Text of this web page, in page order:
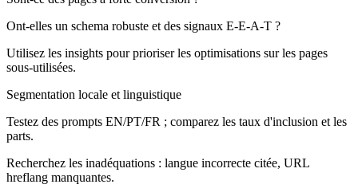
Ont-elles un schema robuste et des signaux E-E-A-T ?
Utilisez les insights pour prioriser les optimisations sur les pages
sous-utilisées.
Segmentation locale et linguistique
Testez des prompts EN/PT/FR ; comparez les taux d'inclusion et les
parts.
Recherchez les inadéquations : langue incorrecte citée, URL
hreflang manquantes.